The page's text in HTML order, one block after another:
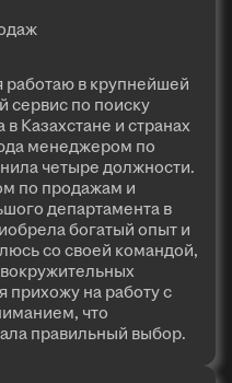
работаю в крупнейшей
сервис по поиску
Казахстане и странах
менеджером по
четыре должности.
по продажам и
департамента в
богатый опыт и
со своей командой,
прихожу на работу с
что
правильный выбор.